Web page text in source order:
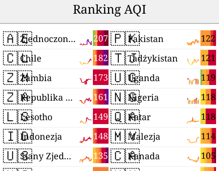
Ranking AQI
🇦🇪 207
Zjednoczone Emiraty Arabskie
🇨🇱 182
Chile
🇿🇲 173
Zambia
🇿🇦 161
Republika Południowej Afryki
🇱🇸 149
Lesotho
🇮🇩 148
Indonezja
🇺🇸 135
Stany Zjednoczone
🇵🇰 122
Pakistan
🇹🇯 121
Tadżykistan
🇺🇬 119
Uganda
🇳🇬 118
Nigeria
🇶🇦 118
Katar
🇲🇾 114
Malezja
🇨🇦 105
Kanada